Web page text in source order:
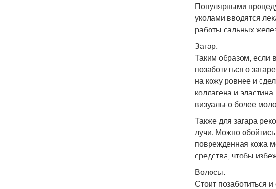
Популярными
уколами вводятся
работы сальных
Загар.
Таким образом, если
позаботиться о
на кожу ровнее и
коллагена и
визуально более
Также для загара
лучи. Можно обойтись
поврежденная кожа
средства, чтобы
Волосы.
Стоит позаботиться